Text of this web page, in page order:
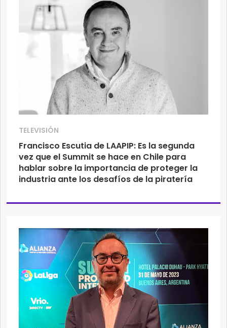
TELEVISIÓN
Francisco Escutia de LAAPIP: Es la segunda
vez que el Summit se hace en Chile para
hablar sobre la importancia de proteger la
industria ante los desafíos de la piratería